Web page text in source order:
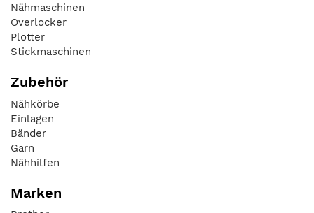
Nähmaschinen
Overlocker
Plotter
Stickmaschinen
Zubehör
Nähkörbe
Einlagen
Bänder
Garn
Nähhilfen
Marken